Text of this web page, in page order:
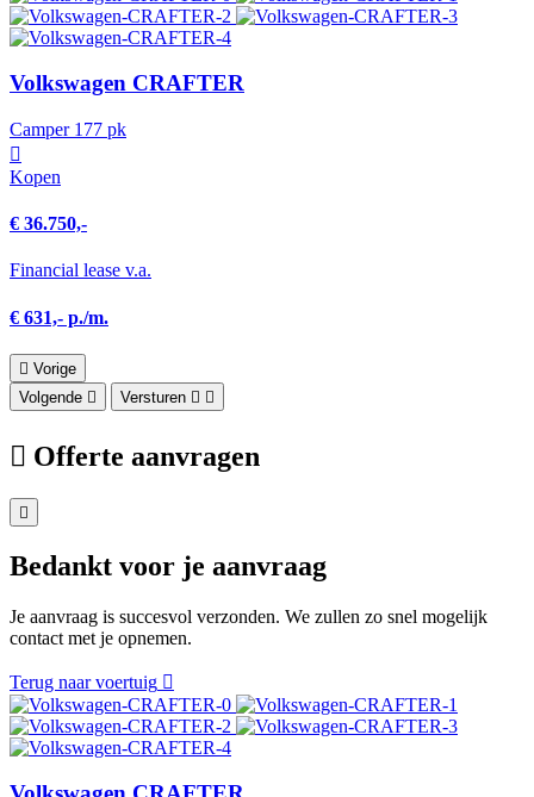
Volkswagen CRAFTER
Camper 177 pk
Kopen
€ 36.750,-
Financial lease v.a.
€ 631,- p./m.
Vorige
Volgende
Versturen
Offerte aanvragen
Bedankt voor je aanvraag
Je aanvraag is succesvol verzonden. We zullen zo snel mogelijk
contact met je opnemen.
Terug naar voertuig